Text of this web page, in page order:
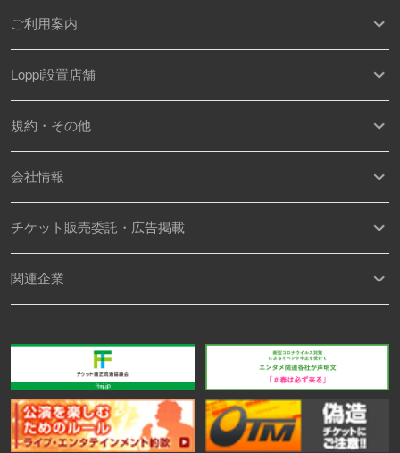
ご利用案内
Loppi設置店舗
規約・その他
会社情報
チケット販売委託・広告掲載
関連企業